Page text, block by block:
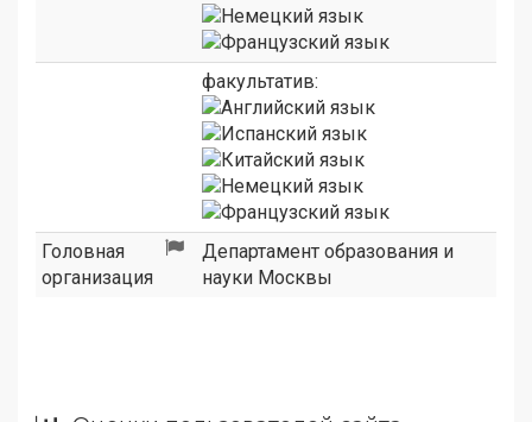
факультатив:
Головная
организация
Департамент образования и
науки Москвы